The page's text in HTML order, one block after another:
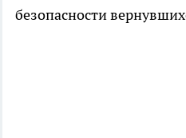
безопасности